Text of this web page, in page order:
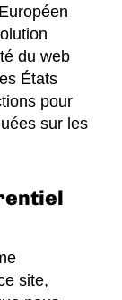
du web
États
pour
sur les
site,